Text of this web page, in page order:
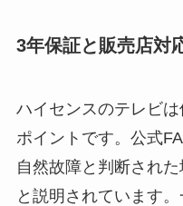
3年保証と販売店対
ハイセンスのテレビ
ポイントです。公式
自然故障と判断され
と説明されています